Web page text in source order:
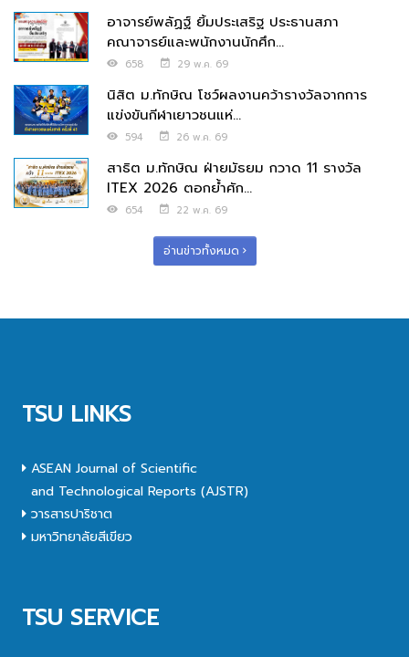
อาจารย์พลัฏฐ์ ยิ้มประเสริฐ ประธานสภา
คณาจารย์และพนักงานนักศึก...
658 29 พ.ค. 69
นิสิต ม.ทักษิณ โชว์ผลงานคว้ารางวัลจากการ
แข่งขันกีฬาเยาวชนแห่...
594 26 พ.ค. 69
สาธิต ม.ทักษิณ ฝ่ายมัธยม กวาด 11 รางวัล
ITEX 2026 ตอกย้ำศัก...
654 22 พ.ค. 69
อ่านข่าวทั้งหมด
TSU LINKS
ASEAN Journal of Scientific
and Technological Reports (AJSTR)
วารสารปาริชาต
มหาวิทยาลัยสีเขียว
TSU SERVICE